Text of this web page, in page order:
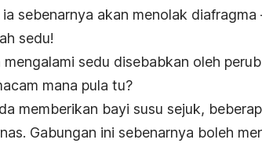
sebenarnya akan menolak diafragma
sedu!
sedu disebabkan oleh
mana pula tu?
memberikan bayi susu sejuk,
Gabungan ini sebenarnya boleh